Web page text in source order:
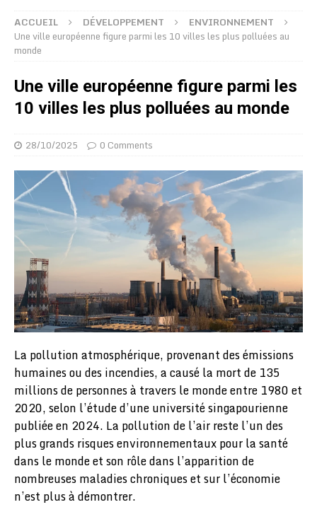
ACCUEIL DÉVELOPPEMENT
ENVIRONNEMENT
Une ville européenne figure parmi les 10 villes les plus polluées au
monde
Une ville européenne figure parmi les
10 villes les plus polluées au monde
28/10/2025 0 Comments
La pollution atmosphérique, provenant des émissions
humaines ou des incendies, a causé la mort de 135
millions de personnes à travers le monde entre 1980 et
2020, selon l’étude d’une université singapourienne
publiée en 2024. La pollution de l’air reste l’un des
plus grands risques environnementaux pour la santé
dans le monde et son rôle dans l’apparition de
nombreuses maladies chroniques et sur l’économie
n’est plus à démontrer.